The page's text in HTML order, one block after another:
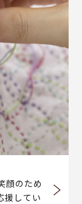
顔のため
援してい